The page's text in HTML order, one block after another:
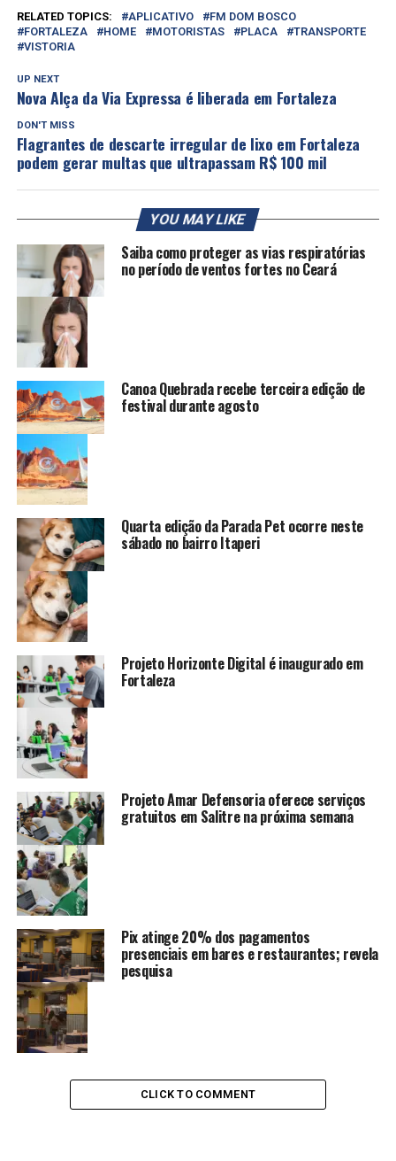
RELATED TOPICS: APLICATIVO
FM DOM BOSCO
FORTALEZA
HOME MOTORISTAS PLACA
TRANSPORTE
VISTORIA
UP NEXT
Nova Alça da Via Expressa é liberada em Fortaleza
DON'T MISS
Flagrantes de descarte irregular de lixo em Fortaleza
podem gerar multas que ultrapassam R$ 100 mil
YOU MAY LIKE
Saiba como proteger as vias respiratórias
no período de ventos fortes no Ceará
Canoa Quebrada recebe terceira edição de
festival durante agosto
Quarta edição da Parada Pet ocorre neste
sábado no bairro Itaperi
Projeto Horizonte Digital é inaugurado em
Fortaleza
Projeto Amar Defensoria oferece serviços
gratuitos em Salitre na próxima semana
Pix atinge 20% dos pagamentos
presenciais em bares e restaurantes; revela
pesquisa
CLICK TO COMMENT